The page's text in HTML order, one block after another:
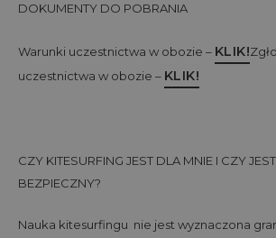
DOKUMENTY DO POBRANIA
Warunki uczestnictwa w obozie – KLIK!
uczestnictwa w obozie – KLIK!
CZY KITESURFING JEST DLA MNIE I CZY
BEZPIECZNY?
Nauka kitesurfingu nie jest wyznaczona